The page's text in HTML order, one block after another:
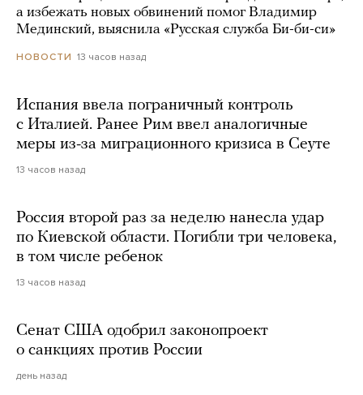
а избежать новых обвинений помог Владимир
Мединский, выяснила «Русская служба Би-би-си»
НОВОСТИ 13 часов назад
Испания ввела пограничный контроль
с Италией. Ранее Рим ввел аналогичные
меры из-за миграционного кризиса в Сеуте
13 часов назад
Россия второй раз за неделю нанесла удар
по Киевской области. Погибли три человека,
в том числе ребенок
13 часов назад
Сенат США одобрил законопроект
о санкциях против России
день назад